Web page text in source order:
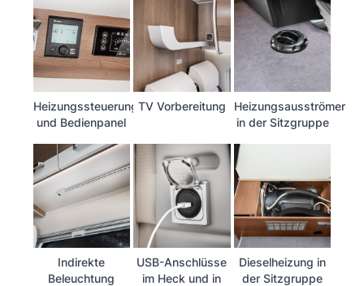
Heizungssteuerung
und Bedienpanel
TV Vorbereitung
Heizungsausströmer
in der Sitzgruppe
Indirekte
Beleuchtung
USB-Anschlüsse
im Heck und in
Dieselheizung in
der Sitzgruppe